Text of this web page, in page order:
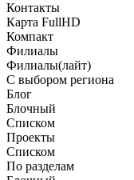
Контакты
Карта FullHD
Компакт
Филиалы
Филиалы(лайт)
С выбором региона
Блог
Блочный
Списком
Проекты
Списком
По разделам